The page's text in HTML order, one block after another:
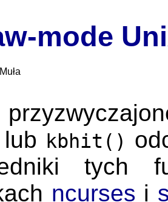
mode
lub kbhit()
tych
ncurses i